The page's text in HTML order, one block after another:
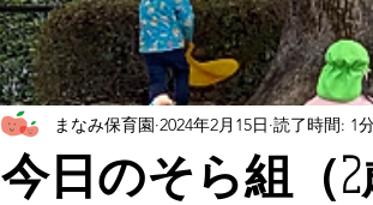
今日のそら組（2
まなみ保育園 2024年2月15日 読了時間: 1